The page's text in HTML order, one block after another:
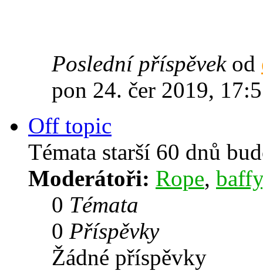
Poslední příspěvekod
pon 24. čer 2019,
Off topic
Témata starší 60 dnů
Moderátoři: Rope, baffy
0 Témata
0 Příspěvky
Žádné příspěvky